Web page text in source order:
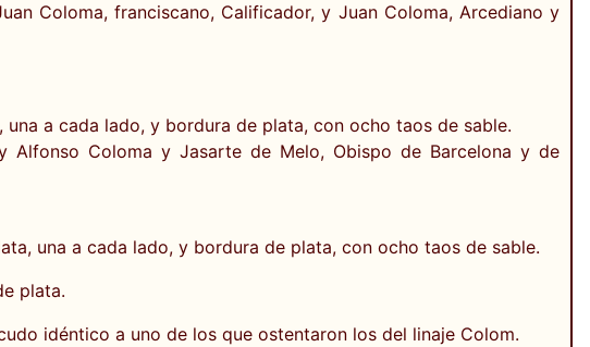
Coloma, franciscano, Calificador, y Juan Coloma, Arcediano y
a cada lado, y bordura de plata, con ocho taos de sable.
Alfonso Coloma y Jasarte de Melo, Obispo de Barcelona y de
una a cada lado, y bordura de plata, con ocho taos de sable.
plata.
idéntico a uno de los que ostentaron los del linaje Colom.